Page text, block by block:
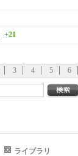
+21
3 4 5 6
ライブラリ